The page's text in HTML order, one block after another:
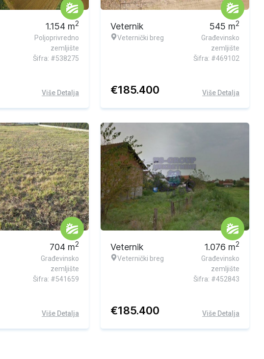
1.154 m2
Poljoprivredno
zemljište
Šifra: #538275
Više Detalja
Veternik
Veternički breg
545 m2
Građevinsko
zemljište
Šifra: #469102
€185.400 Više Detalja
704 m2
Građevinsko
zemljište
Šifra: #541659
Više Detalja
Veternik
Veternički breg
1.076 m2
Građevinsko
zemljište
Šifra: #452843
€185.400 Više Detalja